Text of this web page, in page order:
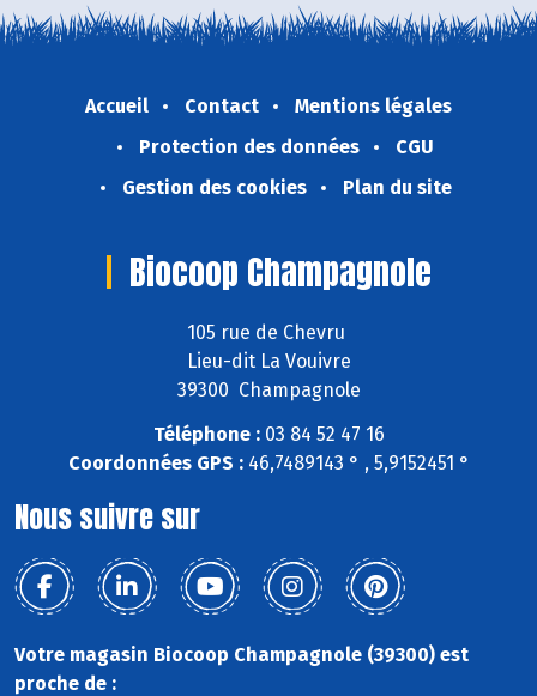
Accueil Contact
Mentions légales
Protection des données
CGU
Gestion des cookies
Plan du site
Biocoop Champagnole
105 rue de Chevru
Lieu-dit La Vouivre
39300 Champagnole
Téléphone :03 84 52 47 16
Coordonnées GPS :46,7489143 ° , 5,9152451 °
Nous suivre sur
Votre magasin Biocoop Champagnole (39300) est
proche de :